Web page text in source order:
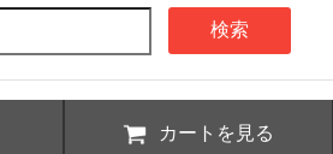
検索
カートを見る